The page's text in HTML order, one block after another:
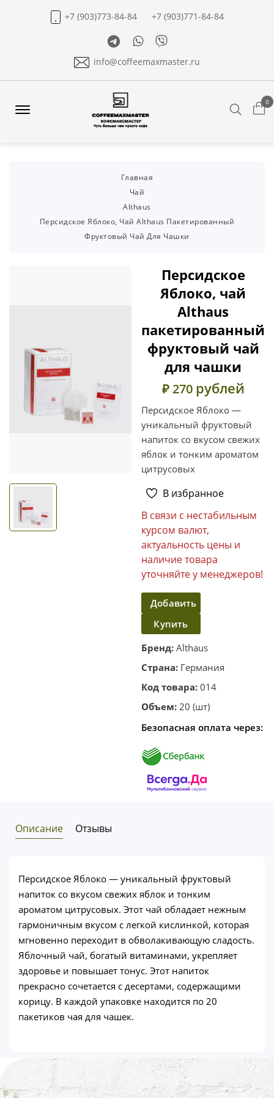
+7 (903)773-84-84
+7 (903)771-84-84
TelegramWhatsapp
Viber
info@coffeemaxmaster.ru
0
Главная
Чай
Althaus
Персидское Яблоко, Чай Althaus Пакетированный
Фруктовый Чай Для Чашки
Персидское
Яблоко, чай
Althaus
пакетированный
фруктовый чай
для чашки
₽ 270 рублей
Персидское Яблоко —
уникальный фруктовый
напиток со вкусом свежих
яблок и тонким ароматом
цитрусовых
В избранное
В связи с нестабильным
курсом валют,
актуальность цены и
наличие товара
уточняйте у менеджеров!
Добавить
в
корзину
Купить
в один
клик
Бренд: Althaus
Страна: Германия
Код товара: 014
Объем: 20 (шт)
Безопасная оплата через:
Описание Отзывы
Персидское Яблоко — уникальный фруктовый
напиток со вкусом свежих яблок и тонким
ароматом цитрусовых. Этот чай обладает нежным
гармоничным вкусом с легкой кислинкой, которая
мгновенно переходит в обволакивающую сладость.
Яблочный чай, богатый витаминами, укрепляет
здоровье и повышает тонус. Этот напиток
прекрасно сочетается с десертами, содержащими
корицу. В каждой упаковке находится по 20
пакетиков чая для чашек.